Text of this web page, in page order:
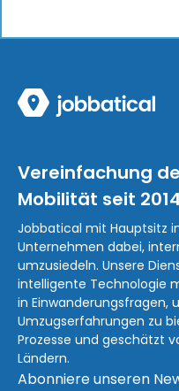
Vereinfachung
Mobilität seit
Jobbatical mit Hauptsitz
Unternehmen dabei,
umzusiedeln. Unsere
intelligente Technologie
in Einwanderungsfragen,
Umzugserfahrungen zu
Prozesse und geschätzt
Ländern.
Abonniere unseren